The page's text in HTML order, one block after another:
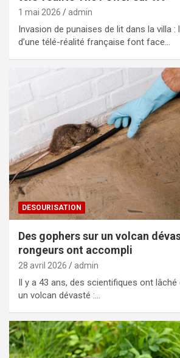
1 mai 2026 admin
Invasion de punaises de lit dans la villa :
d’une télé-réalité française font face…
DESOURISATION
Des gophers sur un volcan
rongeurs ont accompli
28 avril 2026 admin
Il y a 43 ans, des scientifiques ont
un volcan dévasté :…